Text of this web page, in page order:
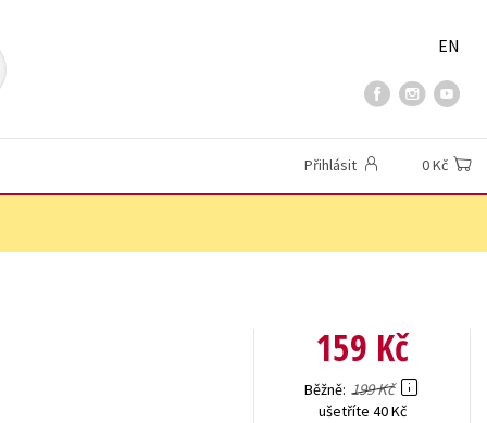
EN
Přihlásit 0 Kč
159 Kč
Běžně 199 Kč
ušetříte 40 Kč